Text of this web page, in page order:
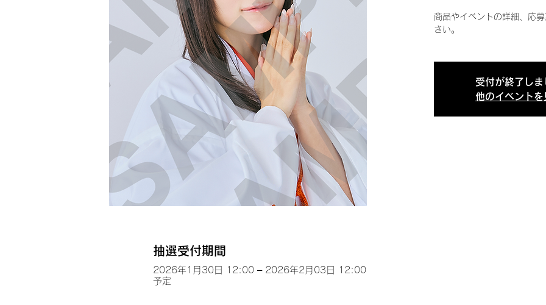
商品やイベントの詳細、応
さい。
受付が終了しま
他のイベントを
抽選受付期間
2026年1月30日 12:00 – 2026年2月03日 12:00
予定